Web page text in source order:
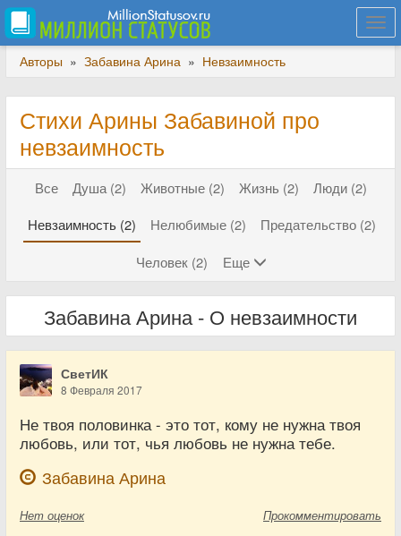
Авторы » Забавина Арина » Невзаимность
Стихи Арины Забавиной про
невзаимность
Все Душа (2) Животные (2) Жизнь (2)
Люди (2)
Невзаимность (2)
Нелюбимые (2)
Предательство (2)
Человек (2)
Еще
Забавина Арина - О невзаимности
СветИК
8 Февраля 2017
Не твоя половинка - это тот, кому не нужна твоя
любовь, или тот, чья любовь не нужна тебе.
Забавина Арина
Нет оценок Прокомментировать